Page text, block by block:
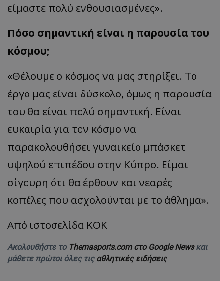
είμαστε πολύ ενθουσιασμένες».
Πόσο σημαντική είναι η παρουσία του
κόσμου;
«Θέλουμε ο κόσμος να μας στηρίξει. Το
έργο μας είναι δύσκολο, όμως η παρουσία
του θα είναι πολύ σημαντική. Είναι
ευκαιρία για τον κόσμο να
παρακολουθήσει γυναικείο μπάσκετ
υψηλού επιπέδου στην Κύπρο. Είμαι
σίγουρη ότι θα έρθουν και νεαρές
κοπέλες που ασχολούνται με το άθλημα».
Από ιστοσελίδα ΚΟΚ
Ακολουθήστε το Themasports.com στο Google Newsκαι
μάθετε πρώτοι όλες τις αθλητικές ειδήσεις